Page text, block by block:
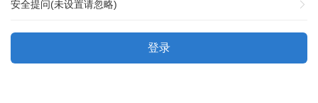
安全提问(未设置请忽略)
登录